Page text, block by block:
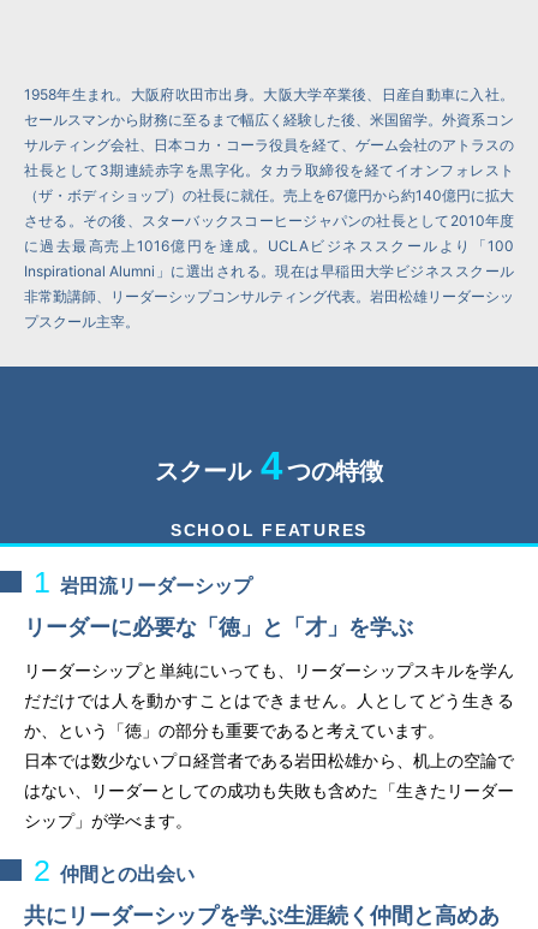
1958年生まれ。大阪府吹田市出身。大阪大学卒業後、日産自動車に入社。
セールスマンから財務に至るまで幅広く経験した後、米国留学。外資系コン
サルティング会社、日本コカ・コーラ役員を経て、ゲーム会社のアトラスの
社長として3期連続赤字を黒字化。タカラ取締役を経てイオンフォレスト
（ザ・ボディショップ）の社長に就任。売上を67億円から約140億円に拡大
させる。その後、スターバックスコーヒージャパンの社長として2010年度
に過去最高売上1016億円を達成。UCLAビジネススクールより「100
Inspirational Alumni」に選出される。現在は早稲田大学ビジネススクール
非常勤講師、リーダーシップコンサルティング代表。岩田松雄リーダーシッ
プスクール主宰。
スクール 4つの特徴
SCHOOL FEATURES
1 岩田流リーダーシップ
リーダーに必要な「徳」と「才」を学ぶ
リーダーシップと単純にいっても、リーダーシップスキルを学ん
だだけでは人を動かすことはできません。人としてどう生きる
か、という「徳」の部分も重要であると考えています。
日本では数少ないプロ経営者である岩田松雄から、机上の空論で
はない、リーダーとしての成功も失敗も含めた「生きたリーダー
シップ」が学べます。
2 仲間との出会い
共にリーダーシップを学ぶ生涯続く仲間と高めあ